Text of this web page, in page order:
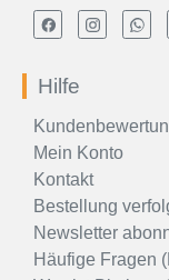
Hilfe
Mein Konto
Kontakt
Bestellung
Newsletter
Häufige Fragen